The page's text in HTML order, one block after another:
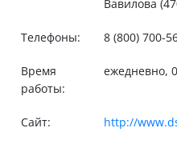
Вавилова
Телефоны: 8 (800) 700-
Время
работы:
ежедневно,
Сайт: http://